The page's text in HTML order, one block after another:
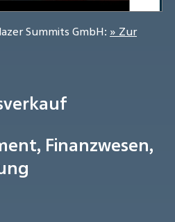
Summits GmbH: » Zur
Finanzwesen,